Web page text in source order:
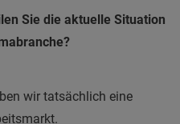
Sie die aktuelle Situation
wir tatsächlich eine